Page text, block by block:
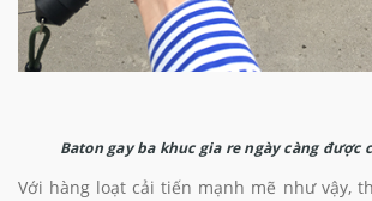
Baton gay ba khuc gia re ngày càng được
Với hàng loạt cải tiến mạnh mẽ như vậy,